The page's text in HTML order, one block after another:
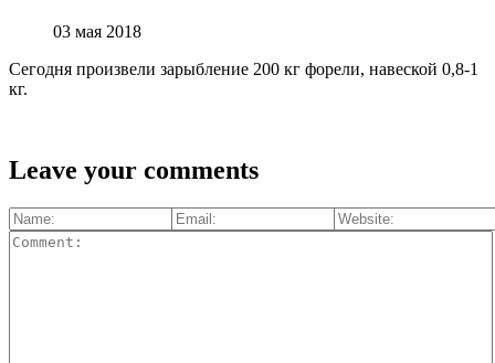
03 мая 2018
Сегодня произвели зарыбление 200 кг форели, навеской 0,8-1
кг.
Leave your comments